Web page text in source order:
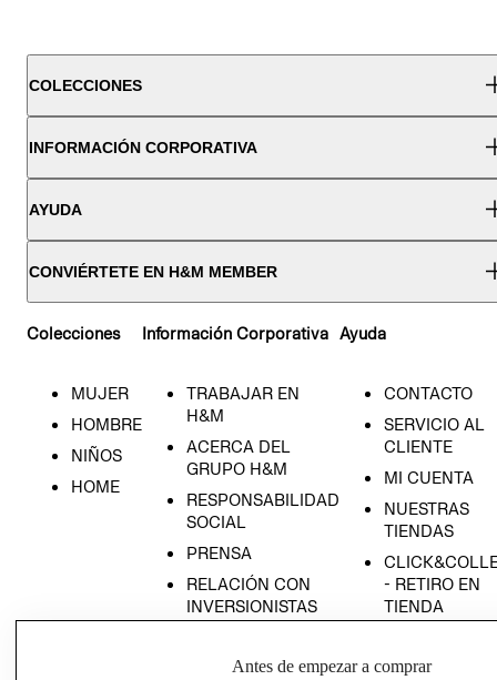
COLECCIONES
INFORMACIÓN CORPORATIVA
AYUDA
CONVIÉRTETE EN H&M MEMBER
Colecciones
MUJER
HOMBRE
NIÑOS
HOME
Información Corporativa
TRABAJAR EN
H&M
ACERCA DEL
GRUPO H&M
RESPONSABILIDAD
SOCIAL
PRENSA
RELACIÓN CON
INVERSIONISTAS
EMPRESARIAL
Ayuda
CONTACTO
SERVICIO AL
CLIENTE
MI CUENTA
NUESTRAS
TIENDAS
- RETIRO EN
TIENDA
CONDICIONES
Antes de empezar a comprar